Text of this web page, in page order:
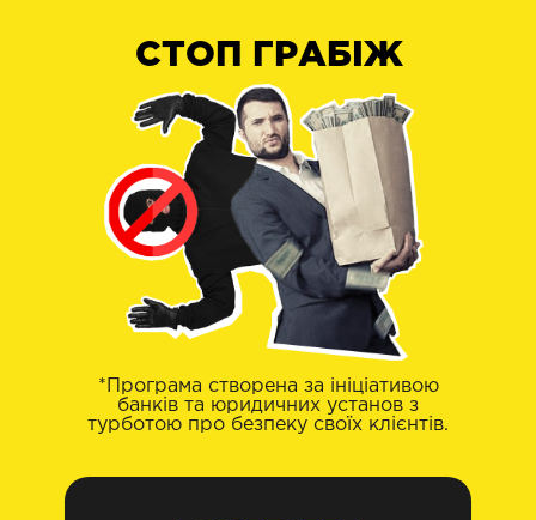
*Програма створена за ініціативою
банків та юридичних установ з
турботою про безпеку своїх клієнтів.
СТОП ГРАБІЖ